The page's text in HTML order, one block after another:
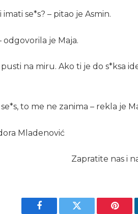
imati se*s? – pitao je Asmin.
odgovorila je Maja.
na miru. Ako ti je do s*ksa
to me ne zanima – rekla je
Mladenović
Zapratite nas i